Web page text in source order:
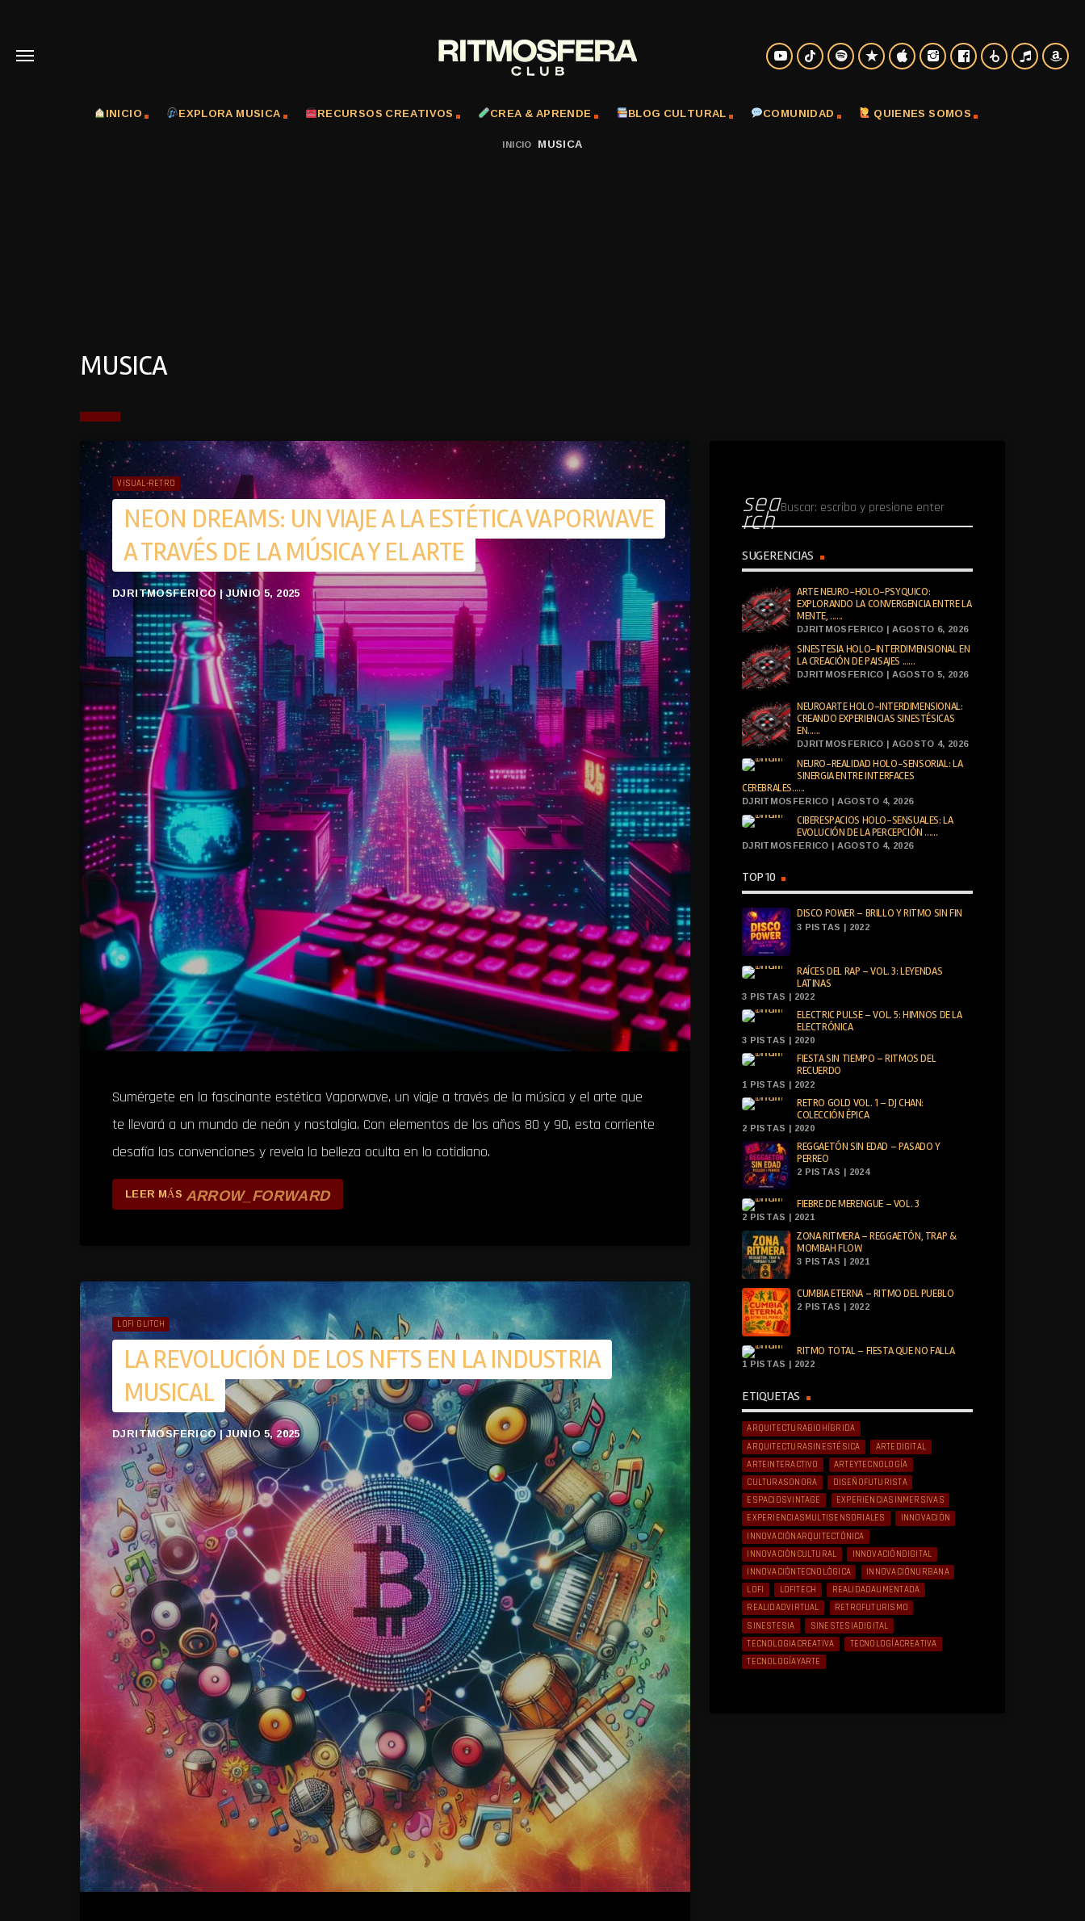
INICIO EXPLORA MUSICA RECURSOS CREATIVOS CREA & APRENDE BLOG CULTURAL COMUNIDAD QUIENES SOMOS
INICIO MUSICA
MUSICA
VISUAL-RETRO
NEON DREAMS: UN VIAJE A LA ESTÉTICA VAPORWAVE
A TRAVÉS DE LA MÚSICA Y EL ARTE
DJRITMOSFERICO | JUNIO 5, 2025
Sumérgete en la fascinante estética Vaporwave, un viaje a través de la música y el arte que
te llevará a un mundo de neón y nostalgia. Con elementos de los años 80 y 90, esta corriente
desafía las convenciones y revela la belleza oculta en lo cotidiano.
LEER MÁS ARROW_FORWARD
LOFI GLITCH
LA REVOLUCIÓN DE LOS NFTS EN LA INDUSTRIA
MUSICAL
DJRITMOSFERICO | JUNIO 5, 2025
sea
rch
SUGERENCIAS
ARTE NEURO-HOLO-PSYQUICO:
EXPLORANDO LA CONVERGENCIA ENTRE LA
MENTE, ......
DJRITMOSFERICO | AGOSTO 6, 2026
SINESTESIA HOLO-INTERDIMENSIONAL EN
LA CREACIÓN DE PAISAJES ......
DJRITMOSFERICO | AGOSTO 5, 2026
NEUROARTE HOLO-INTERDIMENSIONAL:
CREANDO EXPERIENCIAS SINESTÉSICAS
EN......
DJRITMOSFERICO | AGOSTO 4, 2026
NEURO-REALIDAD HOLO-SENSORIAL: LA
SINERGIA ENTRE INTERFACES
CEREBRALES......
DJRITMOSFERICO | AGOSTO 4, 2026
CIBERESPACIOS HOLO-SENSUALES: LA
EVOLUCIÓN DE LA PERCEPCIÓN ......
DJRITMOSFERICO | AGOSTO 4, 2026
TOP 10
DISCO POWER – BRILLO Y RITMO SIN FIN
3 PISTAS | 2022
RAÍCES DEL RAP – VOL. 3: LEYENDAS
LATINAS
3 PISTAS | 2022
ELECTRIC PULSE – VOL. 5: HIMNOS DE LA
ELECTRÓNICA
3 PISTAS | 2020
FIESTA SIN TIEMPO – RITMOS DEL
RECUERDO
1 PISTAS | 2022
RETRO GOLD VOL. 1 – DJ CHAN:
COLECCIÓN ÉPICA
2 PISTAS | 2020
REGGAETÓN SIN EDAD – PASADO Y
PERREO
2 PISTAS | 2024
FIEBRE DE MERENGUE – VOL. 3
2 PISTAS | 2021
ZONA RITMERA – REGGAETÓN, TRAP &
MOMBAH FLOW
3 PISTAS | 2021
CUMBIA ETERNA – RITMO DEL PUEBLO
2 PISTAS | 2022
RITMO TOTAL – FIESTA QUE NO FALLA
1 PISTAS | 2022
ETIQUETAS
ARQUITECTURABIOHÍBRIDA
ARQUITECTURASINESTÉSICA
ARTEDIGITAL
ARTEINTERACTIVO
ARTEYTECNOLOGÍA
CULTURASONORA
DISEÑOFUTURISTA
ESPACIOSVINTAGE
EXPERIENCIASINMERSIVAS
EXPERIENCIASMULTISENSORIALES
INNOVACIÓN
INNOVACIÓNARQUITECTÓNICA
INNOVACIÓNCULTURAL
INNOVACIÓNDIGITAL
INNOVACIÓNTECNOLÓGICA
INNOVACIÓNURBANA
LOFI
LOFITECH
REALIDADAUMENTADA
REALIDADVIRTUAL
RETROFUTURISMO
SINESTESIA
SINESTESIADIGITAL
TECNOLOGIACREATIVA
TECNOLOGÍACREATIVA
TECNOLOGÍAYARTE